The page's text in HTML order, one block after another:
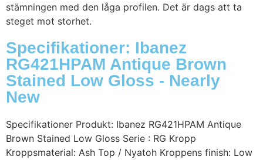
stämningen med den låga profilen. Det är dags att ta
steget mot storhet.
Specifikationer: Ibanez
RG421HPAM Antique Brown
Stained Low Gloss - Nearly
New
Specifikationer Produkt: Ibanez RG421HPAM Antique
Brown Stained Low Gloss Serie : RG Kropp
Kroppsmaterial: Ash Top / Nyatoh Kroppens finish: Low